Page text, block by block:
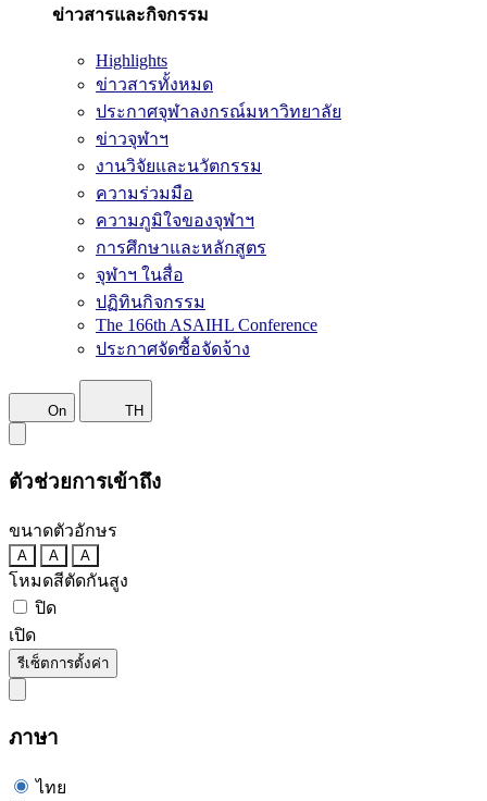
ข่าวสารและกิจกรรม
Highlights
ข่าวสารทั้งหมด
ประกาศจุฬาลงกรณ์มหาวิทยาลัย
ข่าวจุฬาฯ
งานวิจัยและนวัตกรรม
ความร่วมมือ
ความภูมิใจของจุฬาฯ
การศึกษาและหลักสูตร
จุฬาฯ ในสื่อ
ปฏิทินกิจกรรม
The 166th ASAIHL Conference
ประกาศจัดซื้อจัดจ้าง
On TH
ตัวช่วยการเข้าถึง
ขนาดตัวอักษร
A A A
โหมดสีตัดกันสูง
ปิด
เปิด
รีเซ็ตการตั้งค่า
ภาษา
ไทย